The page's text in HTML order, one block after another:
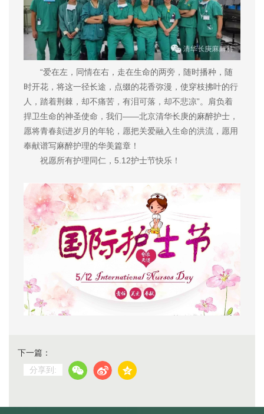
“爱在左，同情在右，走在生命的两旁，随时播种，随
时开花，将这一径长途，点缀的花香弥漫，使穿枝拂叶的行
人，踏着荆棘，却不痛苦，有泪可落，却不悲凉”。肩负着
捍卫生命的神圣使命，我们——北京清华长庚的麻醉护士，
愿将青春刻进岁月的年轮，愿把关爱融入生命的洪流，愿用
奉献谱写麻醉护理的华美篇章！
祝愿所有护理同仁，5.12护士节快乐！
下一篇：
分享到: